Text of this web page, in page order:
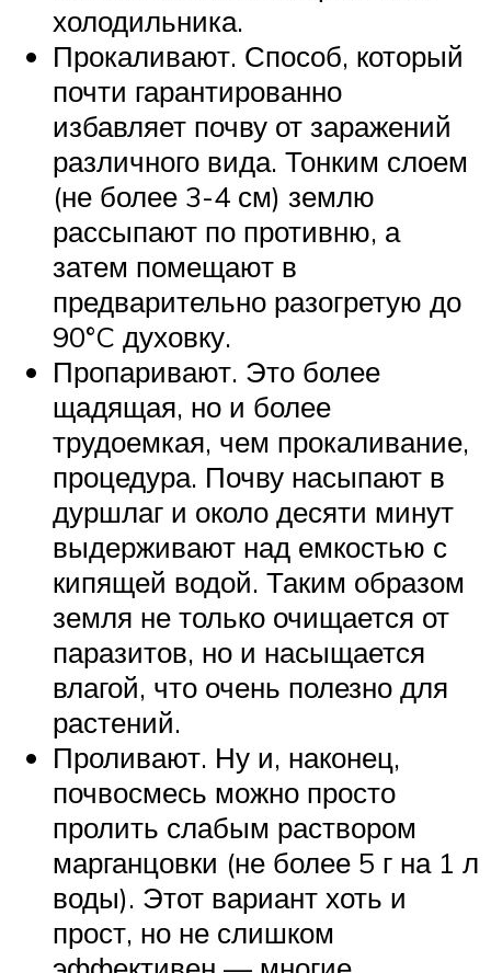
холодильника.
Прокаливают. Способ, который
почти гарантированно
избавляет почву от заражений
различного вида. Тонким слоем
(не более 3-4 см) землю
рассыпают по противню, а
затем помещают в
предварительно разогретую до
90°C духовку.
Пропаривают. Это более
щадящая, но и более
трудоемкая, чем прокаливание,
процедура. Почву насыпают в
дуршлаг и около десяти минут
выдерживают над емкостью с
кипящей водой. Таким образом
земля не только очищается от
паразитов, но и насыщается
влагой, что очень полезно для
растений.
Проливают. Ну и, наконец,
почвосмесь можно просто
пролить слабым раствором
марганцовки (не более 5 г на 1 л
воды). Этот вариант хоть и
прост, но не слишком